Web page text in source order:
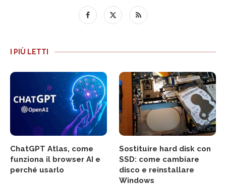
I PIÙ LETTI
ChatGPT Atlas, come
funziona il browser AI e
perché usarlo
Sostituire hard disk con
SSD: come cambiare
disco e reinstallare
Windows